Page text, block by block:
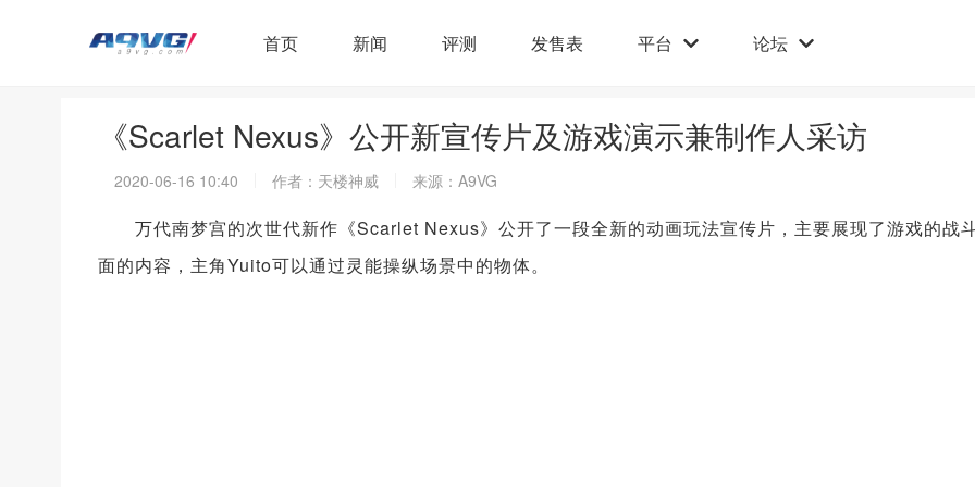
首页 新闻 评测 发售表 平台 论坛
《Scarlet Nexus》公开新宣传片及游戏演示兼制作人采访
2020-06-16 10:40 作者：天楼神威 来源：A9VG
万代南梦宫的次世代新作《Scarlet Nexus》公开了一段全新的动画玩法宣传片，主要展现了游戏的战
面的内容，主角Yuito可以通过灵能操纵场景中的物体。